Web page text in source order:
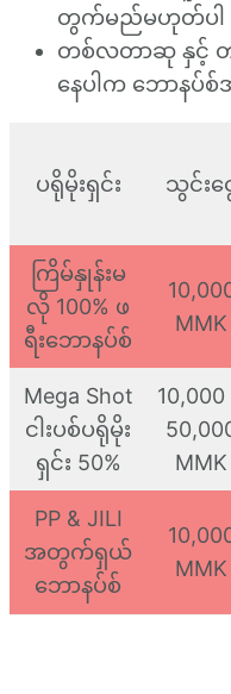
တွက်မည်မဟုတ်ပါ
တစ်လတာဆု နှင့်
နေပါက ဘောနပ်
ပရိုမိုးရှင်း သွင်းငွ
ကြိမ်နှုန်းမ
လို 100% ဖ
ရီးဘောနပ်စ်
MMK
Mega Shot
ငါးပစ်ပရိုမိုး
ရှင်း 50%
10,000
MMK
PP & JILI
အတွက်ရှယ်
ဘောနပ်စ်
MMK